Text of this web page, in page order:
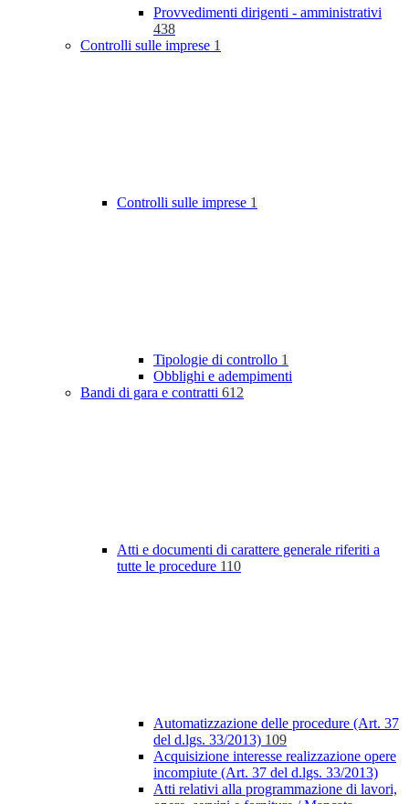
Provvedimenti dirigenti - amministrativi
438
Controlli sulle imprese 1
Controlli sulle imprese 1
Tipologie di controllo 1
Obblighi e adempimenti
Bandi di gara e contratti 612
Atti e documenti di carattere generale riferiti a
tutte le procedure 110
Automatizzazione delle procedure (Art. 37
del d.lgs. 33/2013) 109
Acquisizione interesse realizzazione opere
incompiute (Art. 37 del d.lgs. 33/2013)
Atti relativi alla programmazione di lavori,